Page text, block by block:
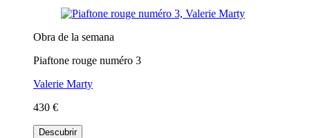
Obra de la semana
Piaftone rouge numéro 3
Valerie Marty
430 €
Descubrir